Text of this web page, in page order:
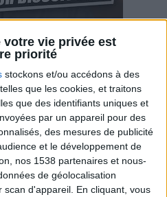
votre vie privée est
priorité
stockons et/ou accédons à des
que les cookies, et traitons
que des identifiants uniques et
par un appareil pour des
des mesures de publicité
et le développement de
nos 1538 partenaires et nous-
de géolocalisation
scan d'appareil. En cliquant, vous
Que valent vraiment
?
Voir tout